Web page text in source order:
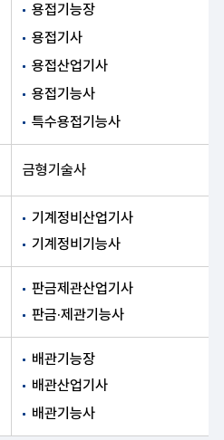
용접기능장
용접기사
용접산업기사
용접기능사
특수용접기능사
금형기술사
기계정비산업기사
기계정비기능사
판금제관산업기사
판금·제관기능사
배관기능장
배관산업기사
배관기능사